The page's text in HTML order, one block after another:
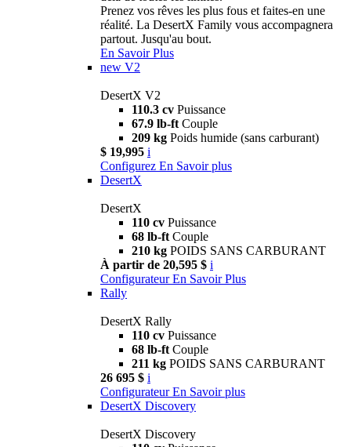
Prenez vos rêves les plus fous et faites-en une
réalité. La DesertX Family vous accompagnera
partout. Jusqu'au bout.
En Savoir Plus
new V2
DesertX V2
110.3 cv Puissance
67.9 lb-ft Couple
209 kg Poids humide (sans carburant)
$ 19,995 i
Configurez En Savoir plus
DesertX
DesertX
110 cv Puissance
68 lb-ft Couple
210 kg POIDS SANS CARBURANT
À partir de 20,595 $ i
Configurateur En Savoir Plus
Rally
DesertX Rally
110 cv Puissance
68 lb-ft Couple
211 kg POIDS SANS CARBURANT
26 695 $ i
Configurateur En Savoir plus
DesertX Discovery
DesertX Discovery